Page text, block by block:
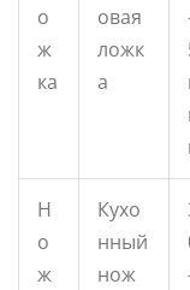
о
ж
ка
овая
ложк
а
Н
о
ж
Кухо
нный
нож